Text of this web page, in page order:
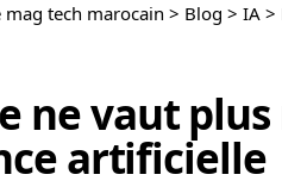
mag tech marocain > Blog > IA >
ne vaut
artificielle